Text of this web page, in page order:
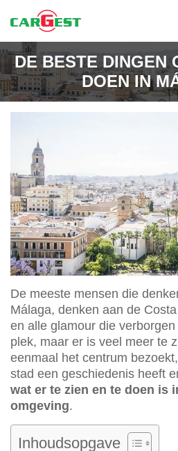
DE BESTE DINGEN
DOEN IN
De meeste mensen die
Málaga, denken aan de
en alle glamour die
plek, maar er is veel meer te
eenmaal het centrum
stad een geschiedenis heeft
wat er te zien en te doen is
omgeving.
Inhoudsopgave